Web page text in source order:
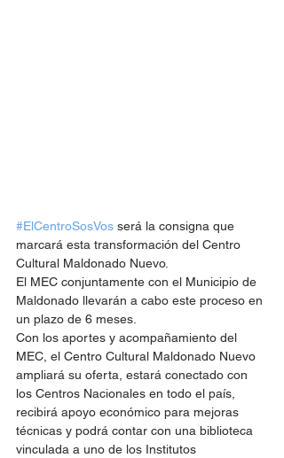
#ElCentroSosVos será la consigna que
marcará esta transformación del Centro
Cultural Maldonado Nuevo.
El MEC conjuntamente con el Municipio de
Maldonado llevarán a cabo este proceso en
un plazo de 6 meses.
Con los aportes y acompañamiento del
MEC, el Centro Cultural Maldonado Nuevo
ampliará su oferta, estará conectado con
los Centros Nacionales en todo el país,
recibirá apoyo económico para mejoras
técnicas y podrá contar con una biblioteca
vinculada a uno de los Institutos